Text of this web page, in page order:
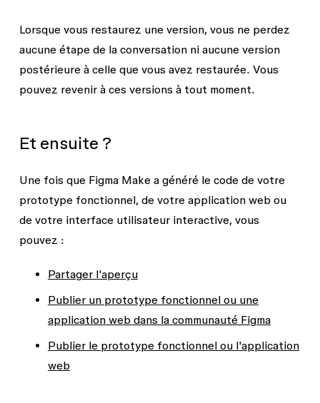
Lorsque vous restaurez une version, vous ne perdez
aucune étape de la conversation ni aucune version
postérieure à celle que vous avez restaurée. Vous
pouvez revenir à ces versions à tout moment.
Et ensuite ?
Une fois que Figma Make a généré le code de votre
prototype fonctionnel, de votre application web ou
de votre interface utilisateur interactive, vous
pouvez :
Partager l'aperçu
Publier un prototype fonctionnel ou une
application web dans la communauté Figma
Publier le prototype fonctionnel ou l'application
web